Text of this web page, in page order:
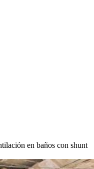
en baños con shunt